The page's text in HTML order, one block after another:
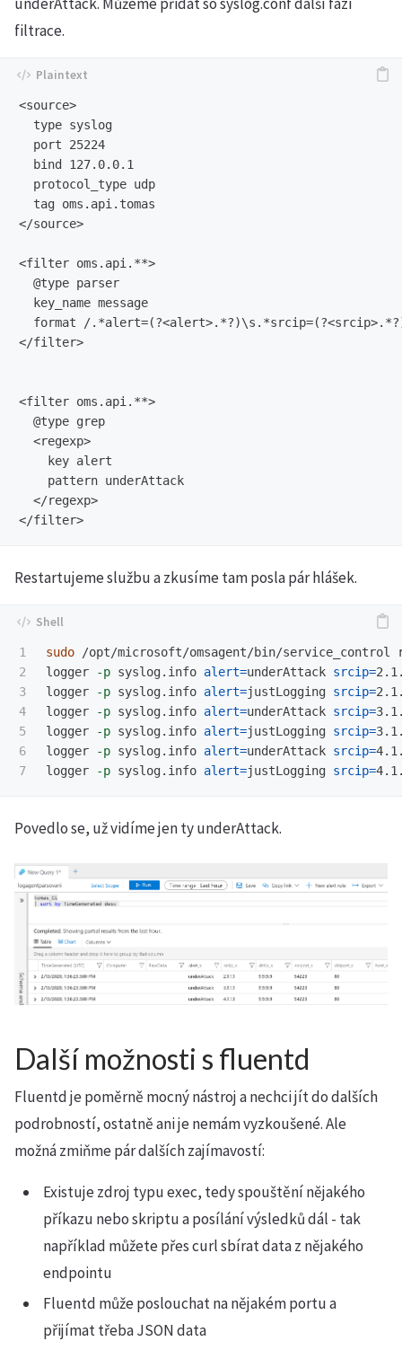
filtrace.
<source>
  type syslog
  port 25224
  bind 127.0.0.1
  protocol_type udp
  tag oms.api.tomas
</source>
<filter oms.api.**>
  @type parser
  key_name message
format /
</filter>
<filter oms.api.**>
  @type grep
  <regexp>
    key alert
    pattern underAttack
  </regexp>
Restartujeme službu a zkusíme tam posla pár hlášek.
1
2
3
4
5
6
sudo /opt/microsoft/omsagent/bin/service_control
logger
-p syslog.info alert=underAttack srcip=
logger
-p syslog.info alert=justLogging srcip=
logger
-p syslog.info alert=underAttack srcip=
logger
-p syslog.info alert=justLogging srcip=
logger
-p syslog.info alert=underAttack srcip=
logger
-p syslog.info alert=justLogging srcip=
Povedlo se, už vidíme jen ty underAttack.
Další možnosti s fluentd
Fluentd je poměrně mocný nástroj a nechci jít do dalších
podrobností, ostatně ani je nemám vyzkoušené. Ale
možná zmiňme pár dalších zajímavostí:
Existuje zdroj typu exec, tedy spouštění nějakého
příkazu nebo skriptu a posílání výsledků dál - tak
například můžete přes curl sbírat data z nějakého
endpointu
Fluentd může poslouchat na nějakém portu a
přijímat třeba JSON data